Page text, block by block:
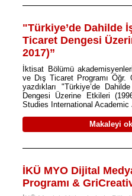
"Türkiye’de Dahilde
Ticaret Dengesi
2017)”
İktisat Bölümü
ve Dış Ticaret Programı Öğr.
yazdıkları "Türkiye’de
Dengesi Üzerine Etkileri
Studies International Academic
Makaleyi
İKÜ MYO Dijital
Programı &